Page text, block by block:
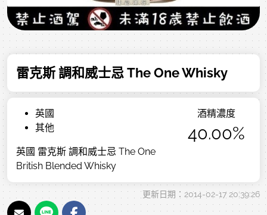
雷克斯 調和威士忌 The One Whisky
英國
其他
英國 雷克斯 調和威士忌 The One
British Blended Whisky
酒精濃度
40.00%
更新日期：2014-02-17 20:39:26